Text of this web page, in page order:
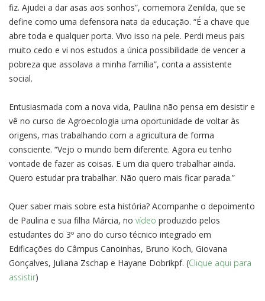
fiz. Ajudei a dar asas aos sonhos”, comemora Zenilda, que se
define como uma defensora nata da educação. “É a chave que
abre toda e qualquer porta. Vivo isso na pele. Perdi meus pais
muito cedo e vi nos estudos a única possibilidade de vencer a
pobreza que assolava a minha família”, conta a assistente
social.
Entusiasmada com a nova vida, Paulina não pensa em desistir e
vê no curso de Agroecologia uma oportunidade de voltar às
origens, mas trabalhando com a agricultura de forma
consciente. “Vejo o mundo bem diferente. Agora eu tenho
vontade de fazer as coisas. E um dia quero trabalhar ainda.
Quero estudar pra trabalhar. Não quero mais ficar parada.”
Quer saber mais sobre esta história? Acompanhe o depoimento
de Paulina e sua filha Márcia, no vídeo produzido pelos
estudantes do 3º ano do curso técnico integrado em
Edificações do Câmpus Canoinhas, Bruno Koch, Giovana
Gonçalves, Juliana Zschap e Hayane Dobrikpf. (Clique aqui para
assistir)